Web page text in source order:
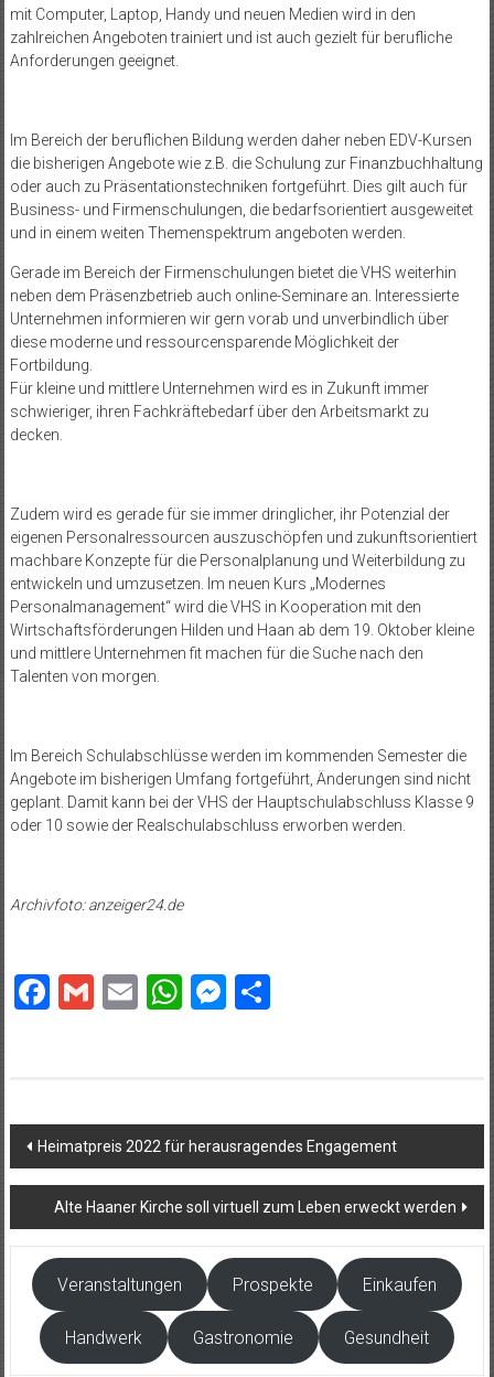
mit Computer, Laptop, Handy und neuen Medien wird in den
zahlreichen Angeboten trainiert und ist auch gezielt für berufliche
Anforderungen geeignet.
Im Bereich der beruflichen Bildung werden daher neben EDV-Kursen
die bisherigen Angebote wie z.B. die Schulung zur Finanzbuchhaltung
oder auch zu Präsentationstechniken fortgeführt. Dies gilt auch für
Business- und Firmenschulungen, die bedarfsorientiert ausgeweitet
und in einem weiten Themenspektrum angeboten werden.
Gerade im Bereich der Firmenschulungen bietet die VHS weiterhin
neben dem Präsenzbetrieb auch online-Seminare an. Interessierte
Unternehmen informieren wir gern vorab und unverbindlich über
diese moderne und ressourcensparende Möglichkeit der
Fortbildung.
Für kleine und mittlere Unternehmen wird es in Zukunft immer
schwieriger, ihren Fachkräftebedarf über den Arbeitsmarkt zu
decken.
Zudem wird es gerade für sie immer dringlicher, ihr Potenzial der
eigenen Personalressourcen auszuschöpfen und zukunftsorientiert
machbare Konzepte für die Personalplanung und Weiterbildung zu
entwickeln und umzusetzen. Im neuen Kurs „Modernes
Personalmanagement“ wird die VHS in Kooperation mit den
Wirtschaftsförderungen Hilden und Haan ab dem 19. Oktober kleine
und mittlere Unternehmen fit machen für die Suche nach den
Talenten von morgen.
Im Bereich Schulabschlüsse werden im kommenden Semester die
Angebote im bisherigen Umfang fortgeführt, Änderungen sind nicht
geplant. Damit kann bei der VHS der Hauptschulabschluss Klasse 9
oder 10 sowie der Realschulabschluss erworben werden.
Archivfoto: anzeiger24.de
Facebook
Gmail
EmailWhatsApp
Messenger
Teilen
Beitragsnavigation
Heimatpreis 2022 für herausragendes Engagement
Alte Haaner Kirche soll virtuell zum Leben erweckt werden
Veranstaltungen Prospekte Einkaufen
Handwerk Gastronomie Gesundheit